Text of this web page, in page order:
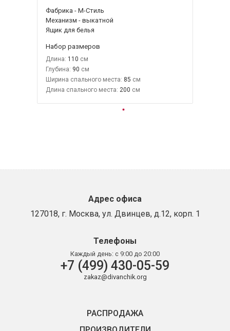
Фабрика - М-Стиль
Механизм - выкатной
Ящик для белья
Набор размеров
Длина: 110
Глубина: 90
Ширина спального места: 85
Длина спального места: 200
Адрес офиса
127018, г. Москва, ул. Двинцев, д.12, корп. 1
Телефоны
Каждый день: с 9:00 до 20:00
+7 (499) 430-05-59
zakaz@divanchik.org
РАСПРОДАЖА